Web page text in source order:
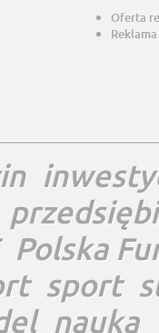
Oferta
Polska
sport
nauka